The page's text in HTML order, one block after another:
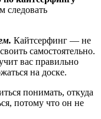
следовать
Кайтсерфинг — не
самостоятельно.
вас правильно
на доске.
понимать, откуда
потому что он не